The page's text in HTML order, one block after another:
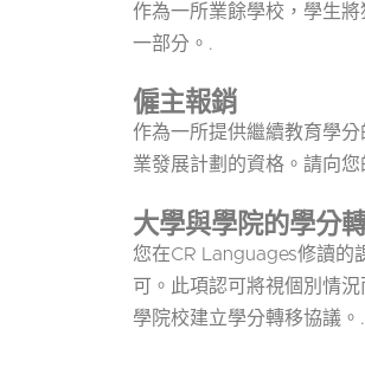
作為一所業餘學校，學生
一部分。.
僱主報銷
作為一所提供繼續教育學
業發展計劃的資格。請向您
大學與學院的學分
您在CR Languages修讀的
可。此項認可將視個別情
學院校建立學分轉移協議。.